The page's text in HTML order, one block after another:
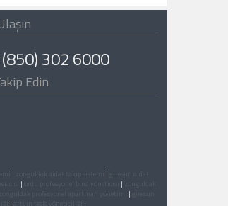
302 6000
Edin
| |
| |
|
| |